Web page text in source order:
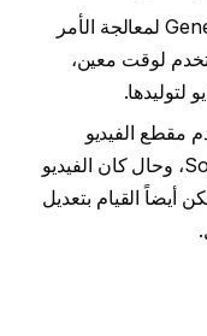
بعد ذلك يتم النقر على خيار الـ Generate لمعالجة الأمر
لوقت معين،
لتوليدها.
مقطع الفيديو
النهائي الذي نتج من تحليل بيانات Sora، وحال كان الفيديو
أيضاً القيام بتعديل